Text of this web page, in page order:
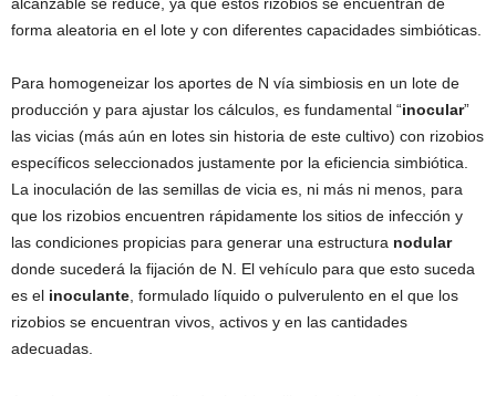
forma aleatoria en el lote y con diferentes capacidades simbióticas.
Para homogeneizar los aportes de N vía simbiosis en un lote de
producción y para ajustar los cálculos, es fundamental “inocular”
las vicias (más aún en lotes sin historia de este cultivo) con rizobios
específicos seleccionados justamente por la eficiencia simbiótica.
La inoculación de las semillas de vicia es, ni más ni menos, para
que los rizobios encuentren rápidamente los sitios de infección y
las condiciones propicias para generar una estructura nodular
donde sucederá la fijación de N. El vehículo para que esto suceda
es el inoculante , formulado líquido o pulverulento en el que los
rizobios se encuentran vivos, activos y en las cantidades
adecuadas.